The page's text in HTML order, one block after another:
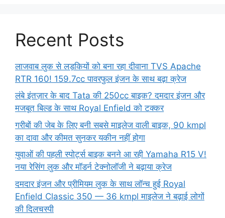
Recent Posts
लाजवाब लुक से लड़कियों को बना रहा दीवाना TVS Apache
RTR 160! 159.7cc पावरफुल इंजन के साथ बढ़ा क्रेज
लंबे इंतज़ार के बाद Tata की 250cc बाइक? दमदार इंजन और
मजबूत बिल्ड के साथ Royal Enfield को टक्कर
गरीबों की जेब के लिए बनी सबसे माइलेज वाली बाइक, 90 kmpl
का दावा और कीमत सुनकर यकीन नहीं होगा
युवाओं की पहली स्पोर्ट्स बाइक बनने आ रही Yamaha R15 V!
नया रेसिंग लुक और मॉडर्न टेक्नोलॉजी ने बढ़ाया क्रेज
दमदार इंजन और प्रीमियम लुक के साथ लॉन्च हुई Royal
Enfield Classic 350 — 36 kmpl माइलेज ने बढ़ाई लोगों
की दिलचस्पी